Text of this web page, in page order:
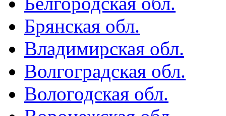
Брянская обл.
Владимирская обл.
Волгоградская обл.
Вологодская обл.